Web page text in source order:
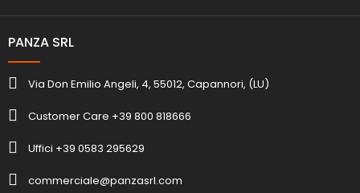
PANZA SRL
Via Don Emilio Angeli, 4, 55012, Capannori, (LU)
Customer Care +39 800 818666
Uffici +39 0583 295629
commerciale@panzasrl.com